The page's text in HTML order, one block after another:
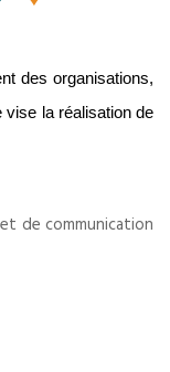
des organisations,
vise la réalisation de
de communication